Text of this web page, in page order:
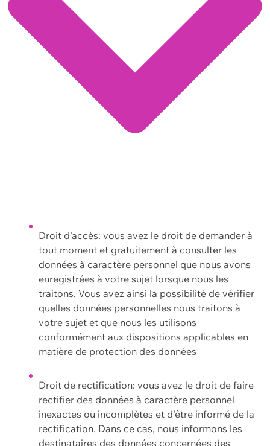
Droit d'accès: vous avez le droit de demander à
tout moment et gratuitement à consulter les
données à caractère personnel que nous avons
enregistrées à votre sujet lorsque nous les
traitons. Vous avez ainsi la possibilité de vérifier
quelles données personnelles nous traitons à
votre sujet et que nous les utilisons
conformément aux dispositions applicables en
matière de protection des données
Droit de rectification: vous avez le droit de faire
rectifier des données à caractère personnel
inexactes ou incomplètes et d'être informé de la
rectification. Dans ce cas, nous informons les
destinataires des données concernées des